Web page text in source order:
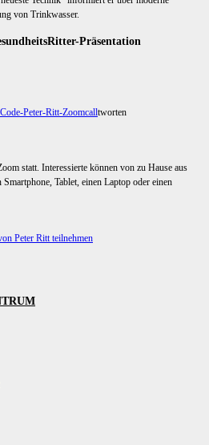
von Trinkwasser.
Präsentation
tworten
statt. Interessierte können von zu Hause aus
Tablet, einen Laptop oder einen
Peter Ritt teilnehmen